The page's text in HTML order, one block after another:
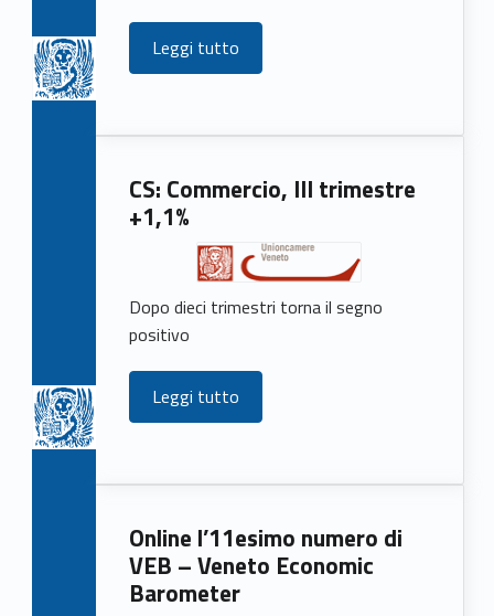
Leggi tutto
CS: Commercio, III trimestre
+1,1%
Dopo dieci trimestri torna il segno
positivo
Leggi tutto
Online l’11esimo numero di
VEB – Veneto Economic
Barometer